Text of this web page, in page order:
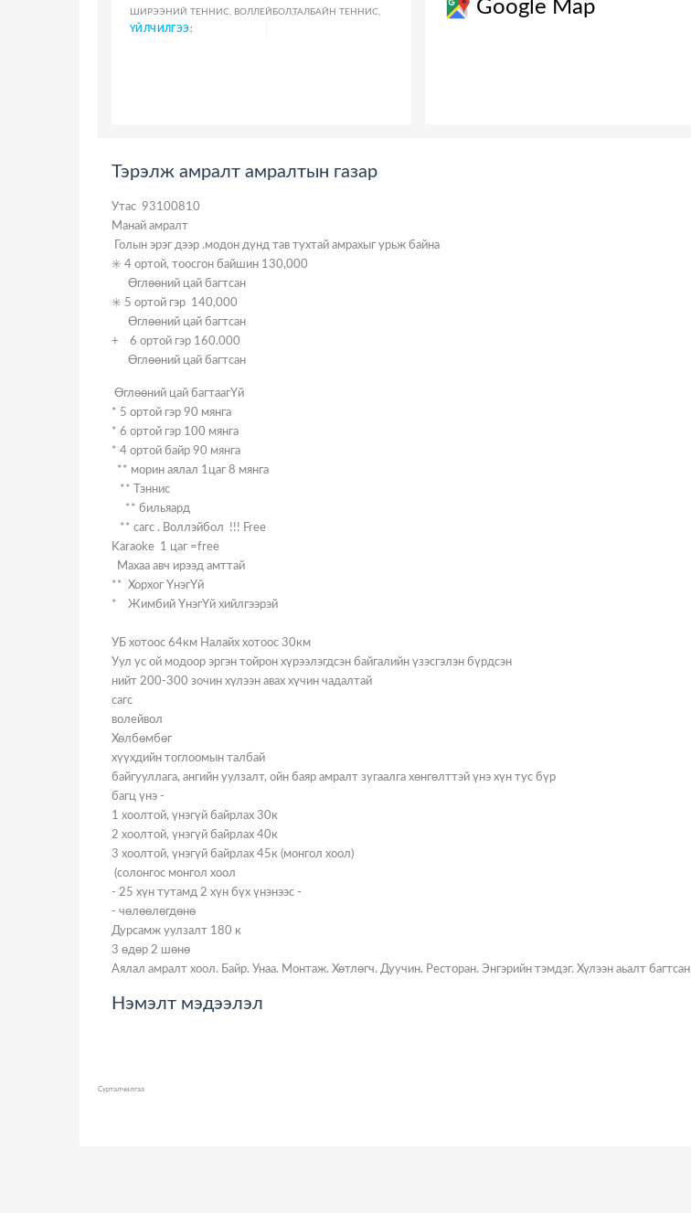
ШИРЭЭНИЙ ТЕННИС, ВОЛЛЕЙБОЛ,ТАЛБАЙН ТЕННИС,
ҮЙЛЧИЛГЭЭ:
Google Map
Тэрэлж амралт амралтын газар
Утас 93100810
Манай амралт
Голын эрэг дээр .модон дунд тав тухтай амрахыг урьж байна
✳️ 4 ортой, тоосгон байшин 130,000
Өглөөний цай багтсан
✳️ 5 ортой гэр 140,000
Өглөөний цай багтсан
+ 6 ортой гэр 160.000
Өглөөний цай багтсан
Өглөөний цай багтаагYй
* 5 ортой гэр 90 мянга
* 6 ортой гэр 100 мянга
* 4 ортой байр 90 мянга
** морин аялал 1цаг 8 мянга
** Тэннис
** бильяард
** сагс . Воллэйбол !!! Free
Karaoke 1 цаг =free
Махаа авч ирээд амттай
** Хорхог YнэгYй
* Жимбий YнэгYй хийлгээрэй
УБ хотоос 64км Налайх хотоос 30км
Уул ус ой модоор эргэн тойрон хүрээлэгдсэн байгалийн үзэсгэлэн бүрдсэн
нийт 200-300 зочин хүлээн авах хүчин чадалтай
сагс
волейвол
Хөлбөмбөг
хүүхдийн тоглоомын талбай
байгууллага, ангийн уулзалт, ойн баяр амралт зугаалга хөнгөлттэй үнэ хүн тус бүр
багц үнэ -
1 хоолтой, үнэгүй байрлах 30к
2 хоолтой, үнэгүй байрлах 40к
3 хоолтой, үнэгүй байрлах 45к (монгол хоол)
(солонгос монгол хоол
- 25 хүн тутамд 2 хүн бүх үнэнээс -
- чөлөөлөгдөнө
Дурсамж уулзалт 180 к
3 өдөр 2 шөнө
Аялал амралт хоол. Байр. Унаа. Монтаж. Хөтлөгч. Дуучин. Ресторан. Энгэрийн тэмдэг. Хүлээн аьалт багтсан
Нэмэлт мэдээлэл
Сурталчилгаа